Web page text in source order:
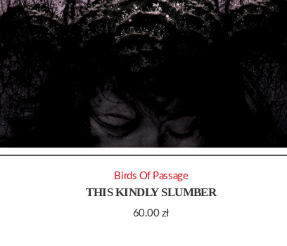
THIS KINDLY SLUMBER
60.00 zł
Birds Of Passage